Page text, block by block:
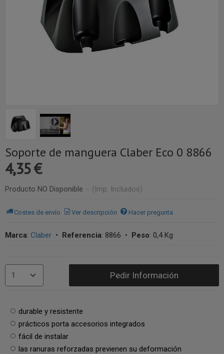
Soporte de manguera Claber Eco 0 8866
4,35 €
Producto NO Disponible - (Imp. Incluidos)
Costes de envío Ver descripción Hacer pregunta
Marca: Claber • Referencia: 8866 • Peso: 0,4 Kg
Pedir Información
durable y resistente
prácticos porta accesorios integrados
fácil de instalar
las ranuras reforzadas previenen su deformación